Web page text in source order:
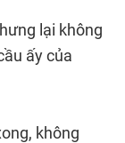
lại không
ấy của
không